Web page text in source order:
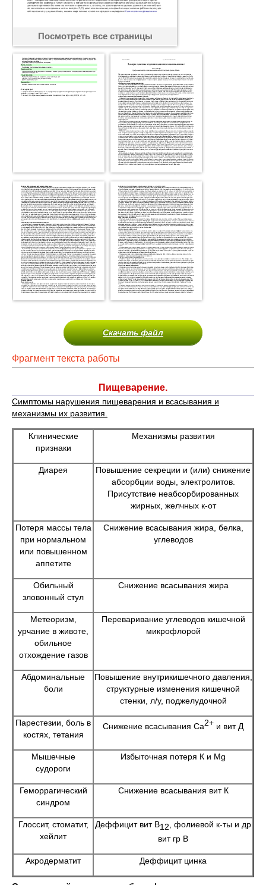
Посмотреть все страницы
Скачать файл
Фрагмент текста работы
Пищеварение.
Симптомы нарушения пищеварения и всасывания и
механизмы их развития.
Клинические
признаки
Механизмы развития
Диарея
Повышение секреции и (или) снижение
абсорбции воды, электролитов.
Присутствие неабсорбированных
жирных, желчных к-от
Потеря массы тела
при нормальном
или повышенном
аппетите
Снижение всасывания жира, белка,
углеводов
Обильный
зловонный стул
Снижение всасывания жира
Метеоризм,
урчание в животе,
обильное
отхождение газов
Переваривание углеводов кишечной
микрофлорой
Абдоминальные
боли
Повышение внутрикишечного давления,
структурные изменения кишечной
стенки, л/у, поджелудочной
Парестезии, боль в
костях, тетания
Снижение всасывания Са2+ и вит Д
Мышечные
судороги
Избыточная потеря К и Mg
Геморрагический
синдром
Снижение всасывания вит К
Глоссит, стоматит,
хейлит
Деффицит вит В12 , фолиевой к-ты и др
вит гр В
Акродерматит Деффицит цинка